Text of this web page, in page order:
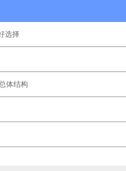
选择
体结构